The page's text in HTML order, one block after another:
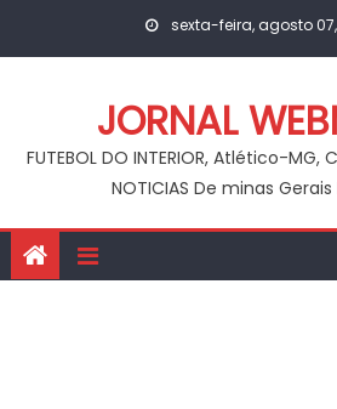
sexta-feira, agosto
JORNAL
FUTEBOL DO INTERIOR, Atlético-
NOTICIAS De minas Gerais